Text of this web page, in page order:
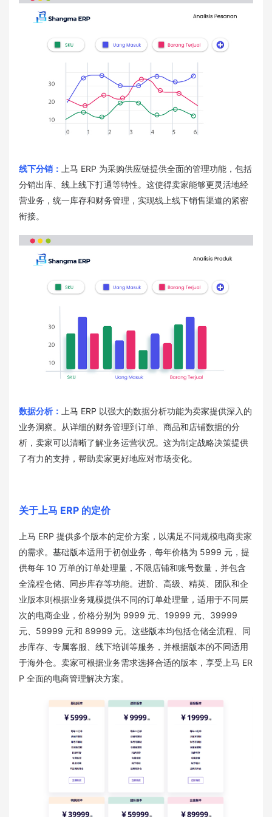
线下分销：
上马 ERP 为采购供应链提供全面的管理功能，包括
分销出库、线上线下打通等特性。这使得卖家能够更灵活地经
营业务，统一库存和财务管理，实现线上线下销售渠道的紧密
衔接。
数据分析： 上马 ERP 以强大的数据分析功能为卖家提供深入的
业务洞察。从详细的财务管理到订单、商品和店铺数据的分
析，卖家可以清晰了解业务运营状况。这为制定战略决策提供
了有力的支持，帮助卖家更好地应对市场变化。
关于上马 ERP 的定价
上马 ERP 提供多个版本的定价方案，以满足不同规模电商卖家
的需求。基础版本适用于初创业务，每年价格为 5999 元，提
供每年 10 万单的订单处理量，不限店铺和账号数量，并包含
全流程仓储、同步库存等功能。进阶、高级、精英、团队和企
业版本则根据业务规模提供不同的订单处理量，适用于不同层
次的电商企业，价格分别为 9999 元、19999 元、39999
元、59999 元和 89999 元。这些版本均包括仓储全流程、同
步库存、专属客服、线下培训等服务，并根据版本的不同适用
于海外仓。卖家可根据业务需求选择合适的版本，享受上马 ER
P 全面的电商管理解决方案。